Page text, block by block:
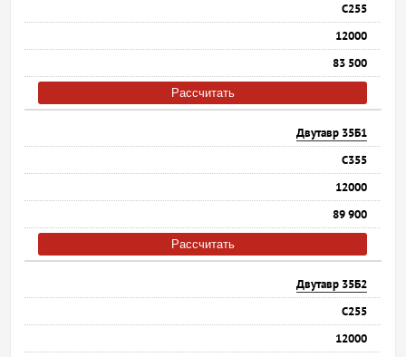
С255
12000
83 500
Рассчитать
Двутавр 35Б1
С355
12000
89 900
Рассчитать
Двутавр 35Б2
С255
12000